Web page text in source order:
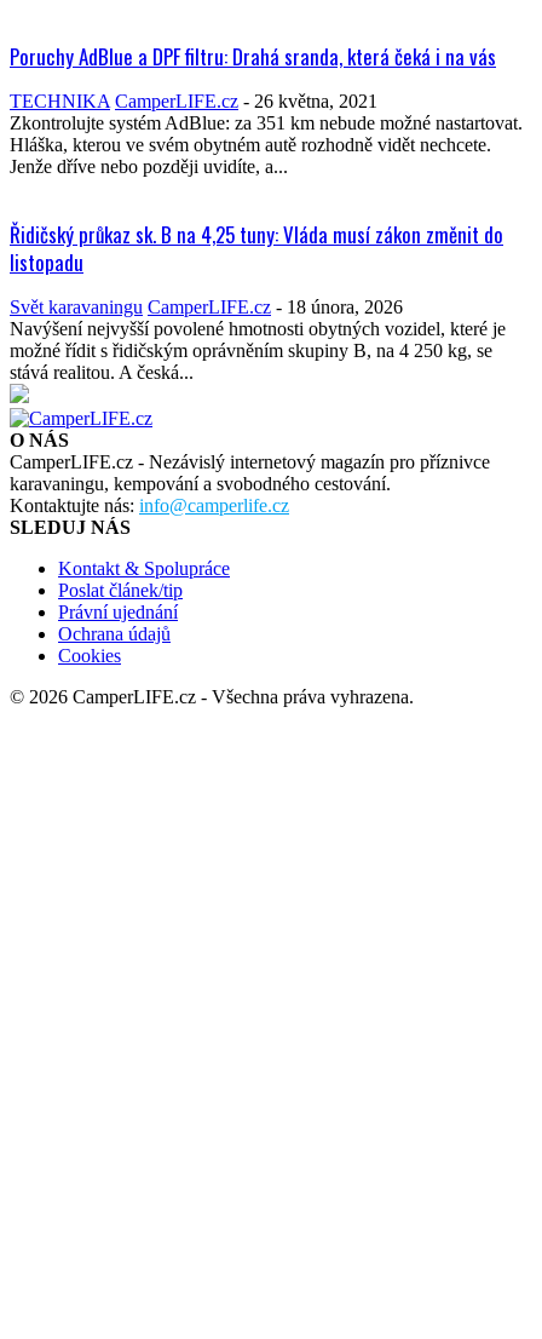
Poruchy AdBlue a DPF filtru: Drahá sranda, která čeká i na vás
TECHNIKA CamperLIFE.cz - 26 května, 2021
Zkontrolujte systém AdBlue: za 351 km nebude možné nastartovat.
Hláška, kterou ve svém obytném autě rozhodně vidět nechcete.
Jenže dříve nebo později uvidíte, a...
Řidičský průkaz sk. B na 4,25 tuny: Vláda musí zákon změnit do
listopadu
Svět karavaningu CamperLIFE.cz - 18 února, 2026
Navýšení nejvyšší povolené hmotnosti obytných vozidel, které je
možné řídit s řidičským oprávněním skupiny B, na 4 250 kg, se
stává realitou. A česká...
O NÁS
CamperLIFE.cz - Nezávislý internetový magazín pro příznivce
karavaningu, kempování a svobodného cestování.
Kontaktujte nás: info@camperlife.cz
SLEDUJ NÁS
Kontakt & Spolupráce
Poslat článek/tip
Právní ujednání
Ochrana údajů
Cookies
© 2026 CamperLIFE.cz - Všechna práva vyhrazena.